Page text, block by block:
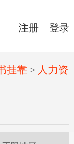
注册 登录
挂靠 > 人力资